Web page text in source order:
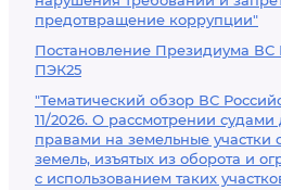
предотвращение коррупции"
Постановление Президиума ВС
ПЭК25
"Тематический обзор ВС
11/2026. О рассмотрении судами
правами на земельные участки
земель, изъятых из оборота и
с использованием таких